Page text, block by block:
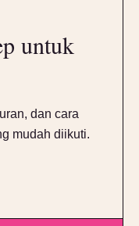
untuk
dan cara
mudah diikuti.